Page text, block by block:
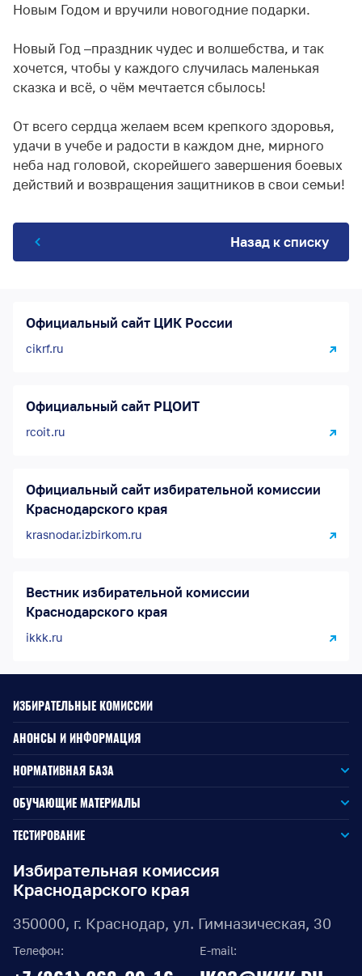
Новым Годом и вручили новогодние подарки.
Новый Год –праздник чудес и волшебства, и так
хочется, чтобы у каждого случилась маленькая
сказка и всё, о чём мечтается сбылось!
От всего сердца желаем всем крепкого здоровья,
удачи в учебе и радости в каждом дне, мирного
неба над головой, скорейшего завершения боевых
действий и возвращения защитников в свои семьи!
Назад к списку
Официальный сайт ЦИК России
cikrf.ru
Официальный сайт РЦОИТ
rcoit.ru
Официальный сайт избирательной комиссии
Краснодарского края
krasnodar.izbirkom.ru
Вестник избирательной комиссии
Краснодарского края
ikkk.ru
Избирательная комиссия
Краснодарского края
350000, г. Краснодар, ул. Гимназическая, 30
Телефон: E-mail:
ИЗБИРАТЕЛЬНЫЕ КОМИССИИ
АНОНСЫ И ИНФОРМАЦИЯ
НОРМАТИВНАЯ БАЗА
Законодательство РФ
Законодательство КК
Документы ЦИК России
Документы ИККК
Выборы Губернатора Краснодарского края
ОБУЧАЮЩИЕ МАТЕРИАЛЫ
Для окружной избирательной комиссии
Для территориальной избирательной комиссии
Для участковой избирательной комиссии
ТЕСТИРОВАНИЕ
Для членов участковых избирательных комиссий